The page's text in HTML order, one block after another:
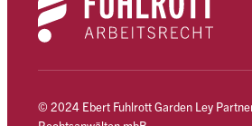
© 2024 Ebert Fuhlrott Garden Ley